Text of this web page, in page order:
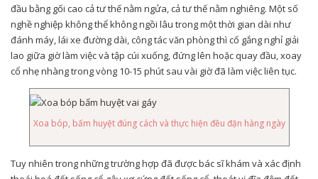
đầu bằng gối cao cả tư thế nằm ngửa, cả tư thế nằm nghiêng. Một số
nghề nghiệp không thể không ngồi lâu trong một thời gian dài như
đánh máy, lái xe đường dài, công tác văn phòng thì cố gắng nghỉ giải
lao giữa giờ làm việc và tập cúi xuống, đứng lên hoặc quay đầu, xoay
cổ nhẹ nhàng trong vòng 10-15 phút sau vài giờ đã làm việc liên tục.
Xoa bóp, bấm huyệt đúng cách và thực hiện đều đặn hàng ngày
Tuy nhiên trong những trường hợp đã được bác sĩ khám và xác định